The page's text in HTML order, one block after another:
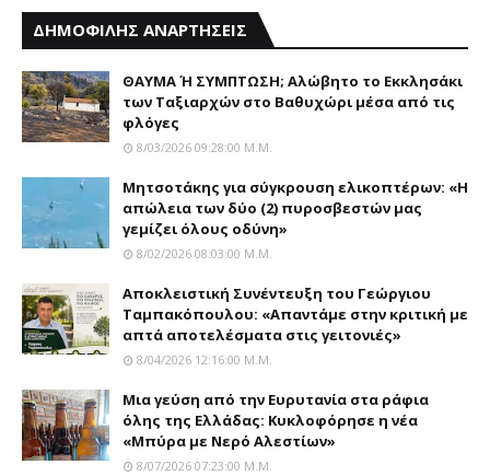
ΔΗΜΟΦΙΛΗΣ ΑΝΑΡΤΗΣΕΙΣ
ΘΑΥΜΑ Ή ΣΥΜΠΤΩΣΗ; Aλώβητο το Eκκλησάκι
των Tαξιαρχών στο Bαθυχώρι μέσα από τις
φλόγες
8/03/2026 09:28:00 Μ.μ.
Μητσοτάκης για σύγκρουση ελικοπτέρων: «Η
απώλεια των δύο (2) πυροσβεστών μας
γεμίζει όλους οδύνη»
8/02/2026 08:03:00 Μ.μ.
Αποκλειστική Συνέντευξη του Γεώργιου
Ταμπακόπουλου: «Απαντάμε στην κριτική με
απτά αποτελέσματα στις γειτονιές»
8/04/2026 12:16:00 Μ.μ.
Mια γεύση από την Eυρυτανία στα ράφια
όλης της Ελλάδας: Κυκλοφόρησε η νέα
«Μπύρα με Nερό Aλεστίων»
8/07/2026 07:23:00 Μ.μ.